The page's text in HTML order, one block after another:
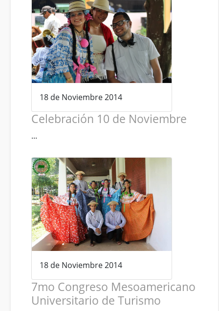
18 de Noviembre 2014
Celebración 10 de Noviembre
...
18 de Noviembre 2014
7mo Congreso Mesoamericano
Universitario de Turismo